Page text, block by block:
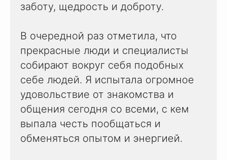
заботу, щедрость и доброту.
В очередной раз отметила, что
прекрасные люди и специалисты
собирают вокруг себя подобных
себе людей. Я испытала огромное
удовольствие от знакомства и
общения сегодня со всеми, с кем
выпала честь пообщаться и
обменяться опытом и энергией.